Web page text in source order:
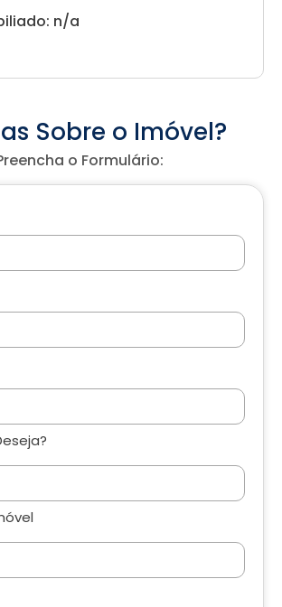
n/a
Sobre o Imóvel?
o Formulário: